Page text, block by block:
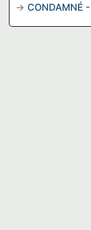
CONDAMNÉ -